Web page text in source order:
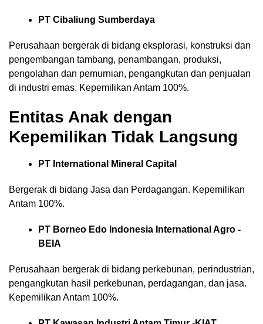
PT Cibaliung Sumberdaya
Perusahaan bergerak di bidang eksplorasi, konstruksi dan
pengembangan tambang, penambangan, produksi,
pengolahan dan pemurnian, pengangkutan dan penjualan
di industri emas. Kepemilikan Antam 100%.
Entitas Anak dengan
Kepemilikan Tidak Langsung
PT International Mineral Capital
Bergerak di bidang Jasa dan Perdagangan. Kepemilikan
Antam 100%.
PT Borneo Edo Indonesia International Agro -
BEIA
Perusahaan bergerak di bidang perkebunan, perindustrian,
pengangkutan hasil perkebunan, perdagangan, dan jasa.
Kepemilikan Antam 100%.